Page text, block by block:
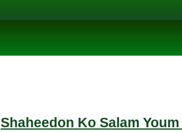
Shaheedon Ko Salam